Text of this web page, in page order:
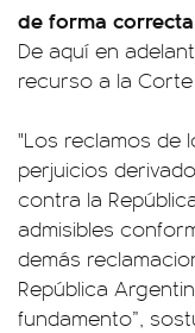
de forma
De aquí en
recurso a la
"Los reclamos de
perjuicios
contra la
admisibles
demás
República
fundamento”,